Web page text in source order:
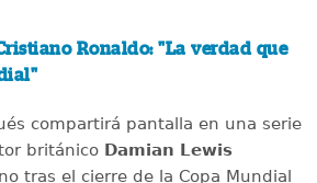
Ronaldo: "La verdad que
compartirá pantalla en una serie
británico Damian Lewis
tras el cierre de la Copa Mundial